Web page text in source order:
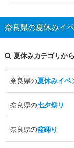
奈良県の夏休みイ
夏休みカテゴリか
奈良県の夏休みイベ
奈良県の七夕祭り
奈良県の盆踊り